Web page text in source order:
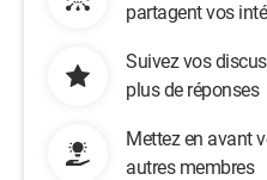
partagent vos
Suivez vos
plus de réponses
Mettez en avant
autres membres